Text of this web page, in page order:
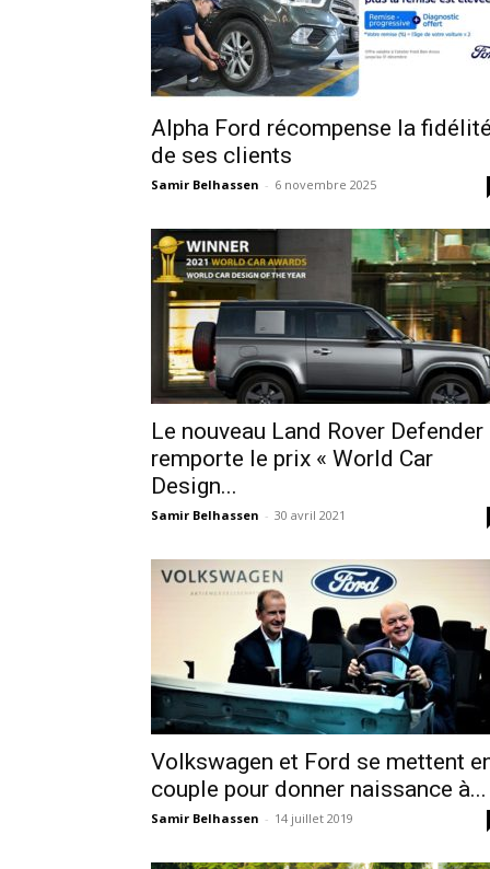
Alpha Ford récompense la fidélité
de ses clients
Samir Belhassen - 6 novembre 2025
Le nouveau Land Rover Defender
remporte le prix « World Car
Design...
Samir Belhassen - 30 avril 2021
Volkswagen et Ford se mettent
couple pour donner naissance à...
Samir Belhassen - 14 juillet 2019